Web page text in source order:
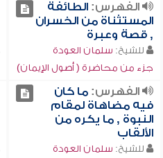
الفهرس:الطائفة
المستثناة من الخسران
, قصة وعبرة
للشيخ: سلمان العودة
جزء من محاضرة ( أصول الإيمان)
الفهرس:ما كان
فيه مضاهاة لمقام
النبوة , ما يكره من
الألقاب
للشيخ: سلمان العودة